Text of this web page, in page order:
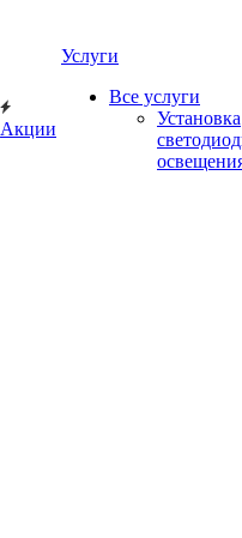
Акции
Услуги
Все услуги
Установка